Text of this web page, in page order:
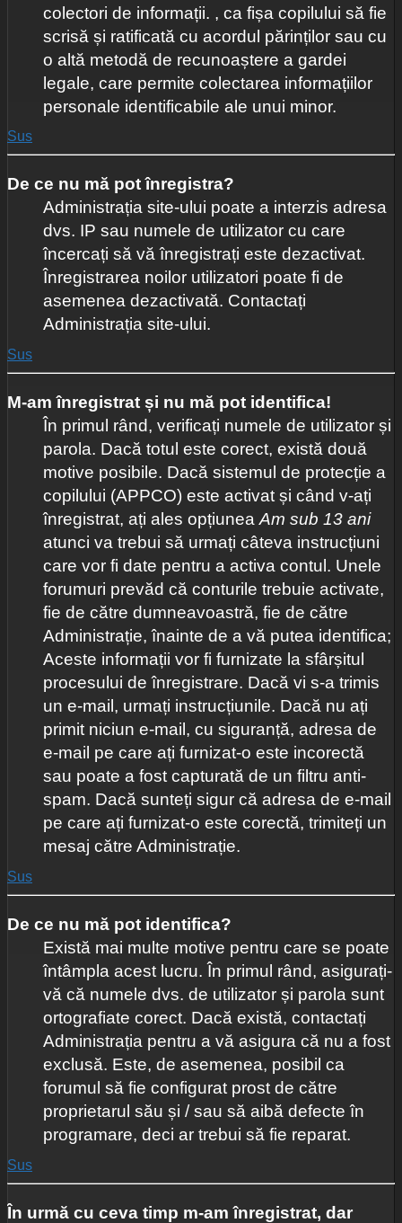
colectori de informații. , ca fișa copilului să fie
scrisă și ratificată cu acordul părinților sau cu
o altă metodă de recunoaștere a gardei
legale, care permite colectarea informațiilor
personale identificabile ale unui minor.
Sus
De ce nu mă pot înregistra?
Administrația site-ului poate a interzis adresa
dvs. IP sau numele de utilizator cu care
încercați să vă înregistrați este dezactivat.
Înregistrarea noilor utilizatori poate fi de
asemenea dezactivată. Contactați
Administrația site-ului.
Sus
M-am înregistrat și nu mă pot identifica!
În primul rând, verificați numele de utilizator și
parola. Dacă totul este corect, există două
motive posibile. Dacă sistemul de protecție a
copilului (APPCO) este activat și când v-ați
înregistrat, ați ales opțiunea Am sub 13 ani
atunci va trebui să urmați câteva instrucțiuni
care vor fi date pentru a activa contul. Unele
forumuri prevăd că conturile trebuie activate,
fie de către dumneavoastră, fie de către
Administrație, înainte de a vă putea identifica;
Aceste informații vor fi furnizate la sfârșitul
procesului de înregistrare. Dacă vi s-a trimis
un e-mail, urmați instrucțiunile. Dacă nu ați
primit niciun e-mail, cu siguranță, adresa de
e-mail pe care ați furnizat-o este incorectă
sau poate a fost capturată de un filtru anti-
spam. Dacă sunteți sigur că adresa de e-mail
pe care ați furnizat-o este corectă, trimiteți un
mesaj către Administrație.
Sus
De ce nu mă pot identifica?
Există mai multe motive pentru care se poate
întâmpla acest lucru. În primul rând, asigurați-
vă că numele dvs. de utilizator și parola sunt
ortografiate corect. Dacă există, contactați
Administrația pentru a vă asigura că nu a fost
exclusă. Este, de asemenea, posibil ca
forumul să fie configurat prost de către
proprietarul său și / sau să aibă defecte în
programare, deci ar trebui să fie reparat.
Sus
În urmă cu ceva timp m-am înregistrat, dar